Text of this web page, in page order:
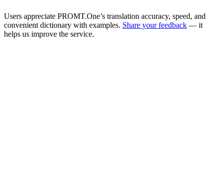
Users appreciate PROMT.One’s translation accuracy, speed, and
convenient dictionary with examples. Share your feedback — it
helps us improve the service.